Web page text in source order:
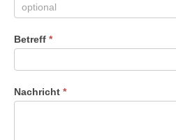
Betreff *
Nachricht *